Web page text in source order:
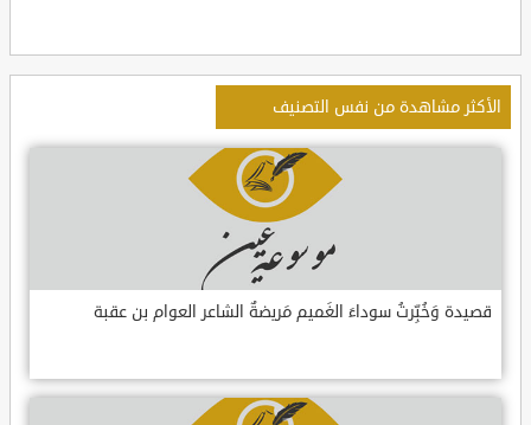
الأكثر مشاهدة من نفس التصنيف
قصيدة وَخُبِّرتُ سوداءَ الغَميم مَريضةٌ الشاعر العوام بن عقبة